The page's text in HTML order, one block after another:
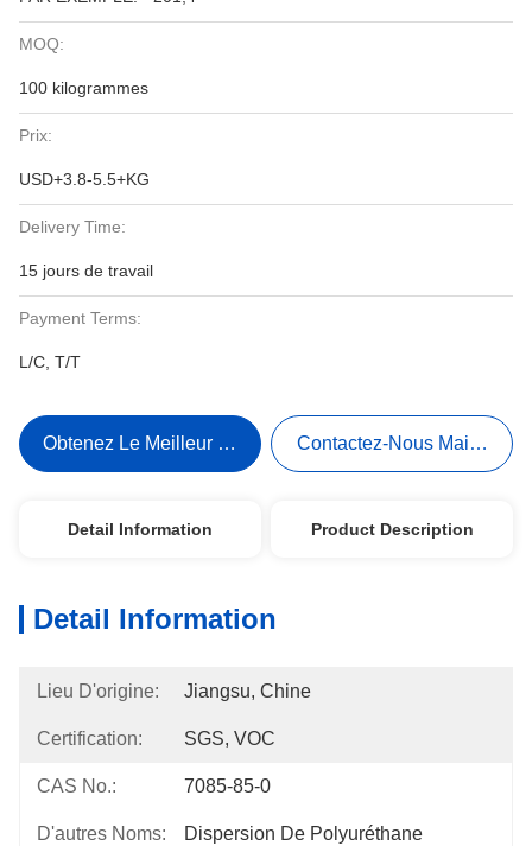
MOQ:
100 kilogrammes
Prix:
USD+3.8-5.5+KG
Delivery Time:
15 jours de travail
Payment Terms:
L/C, T/T
Obtenez Le Meilleur Prix Contactez-Nous Maintenant
Detail Information Product Description
Detail Information
Lieu D'origine: Jiangsu, Chine
Certification: SGS, VOC
CAS No.: 7085-85-0
D'autres Noms: Dispersion De Polyuréthane